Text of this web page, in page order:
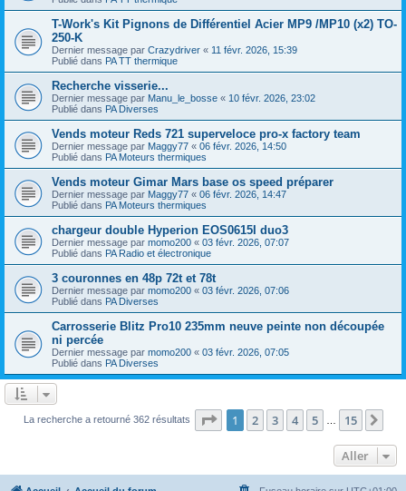
T-Work's Kit Pignons de Différentiel Acier MP9 /MP10 (x2) TO-
250-K
Dernier message par Crazydriver « 11 févr. 2026, 15:39
Publié dans PA TT thermique
Recherche visserie...
Dernier message par Manu_le_bosse « 10 févr. 2026, 23:02
Publié dans PA Diverses
Vends moteur Reds 721 superveloce pro-x factory team
Dernier message par Maggy77 « 06 févr. 2026, 14:50
Publié dans PA Moteurs thermiques
Vends moteur Gimar Mars base os speed préparer
Dernier message par Maggy77 « 06 févr. 2026, 14:47
Publié dans PA Moteurs thermiques
chargeur double Hyperion EOS0615I duo3
Dernier message par momo200 « 03 févr. 2026, 07:07
Publié dans PA Radio et électronique
3 couronnes en 48p 72t et 78t
Dernier message par momo200 « 03 févr. 2026, 07:06
Publié dans PA Diverses
Carrosserie Blitz Pro10 235mm neuve peinte non découpée
ni percée
Dernier message par momo200 « 03 févr. 2026, 07:05
Publié dans PA Diverses
La recherche a retourné 362 résultats Page 1sur15
1 2 3 4 5 15
Aller